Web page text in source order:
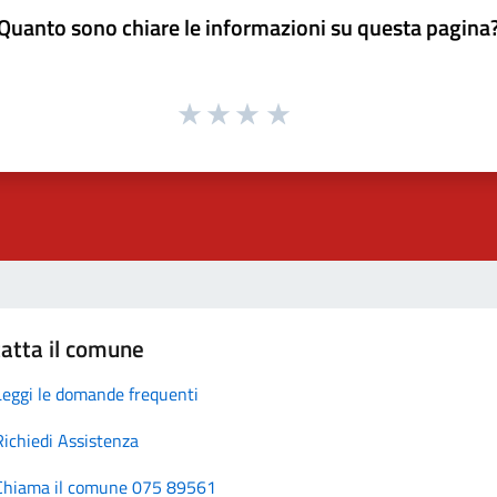
sono chiare le informazioni su questa
il comune
le domande frequenti
Assistenza
il comune 075 89561